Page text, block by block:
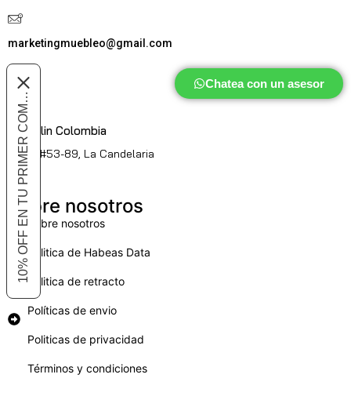
marketingmuebleo@gmail.com
Chatea con un asesor
Medellin Colombia
Cl. 51 #53-89, La Candelaria
Sobre nosotros
Sobre nosotros
Politica de Habeas Data
Politica de retracto
Políticas de envio
Politicas de privacidad
Términos y condiciones
10% OFF EN TU PRIMER COMPRA